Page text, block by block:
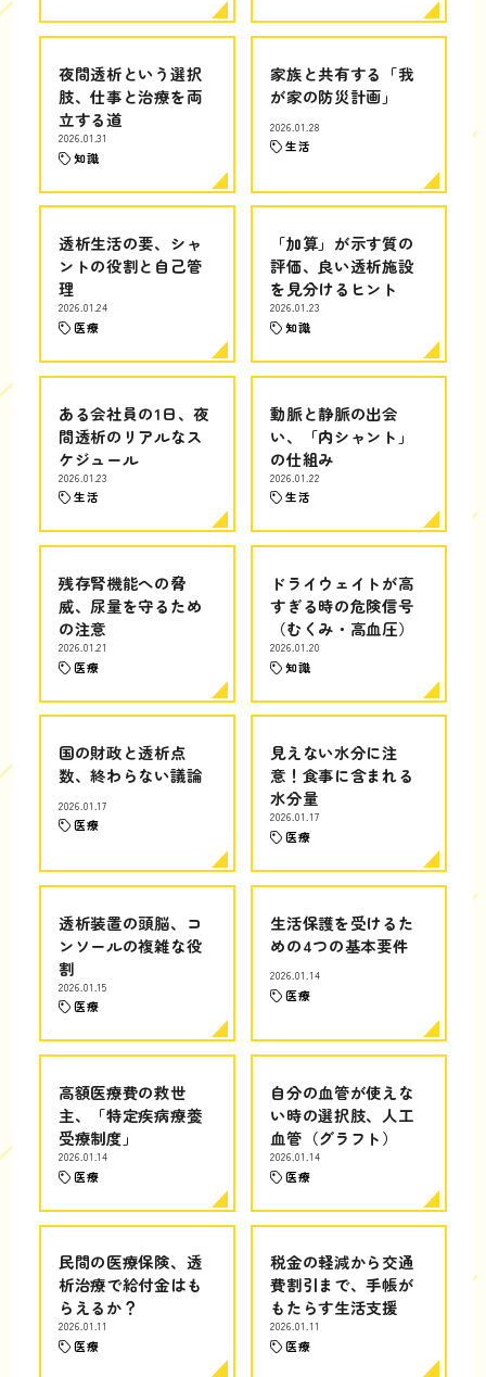
夜間透析という選択
肢、仕事と治療を両
立する道
2026.01.31
知識
家族と共有する「我
が家の防災計画」
2026.01.28
生活
透析生活の要、シャ
ントの役割と自己管
理
2026.01.24
医療
「加算」が示す質の
評価、良い透析施設
を見分けるヒント
2026.01.23
知識
ある会社員の1日、夜
間透析のリアルなス
ケジュール
2026.01.23
生活
動脈と静脈の出会
い、「内シャント」
の仕組み
2026.01.22
生活
残存腎機能への脅
威、尿量を守るため
の注意
2026.01.21
医療
ドライウェイトが高
すぎる時の危険信号
（むくみ・高血圧）
2026.01.20
知識
国の財政と透析点
数、終わらない議論
2026.01.17
医療
見えない水分に注
意！食事に含まれる
水分量
2026.01.17
医療
透析装置の頭脳、コ
ンソールの複雑な役
割
2026.01.15
医療
生活保護を受けるた
めの4つの基本要件
2026.01.14
医療
高額医療費の救世
主、「特定疾病療養
受療制度」
2026.01.14
医療
自分の血管が使えな
い時の選択肢、人工
血管（グラフト）
2026.01.14
医療
民間の医療保険、透
析治療で給付金はも
らえるか？
2026.01.11
医療
税金の軽減から交通
費割引まで、手帳が
もたらす生活支援
2026.01.11
医療